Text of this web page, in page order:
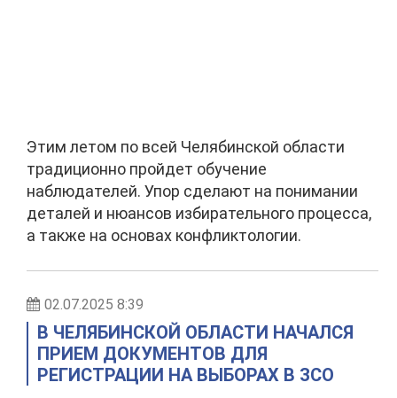
Этим летом по всей Челябинской области
традиционно пройдет обучение
наблюдателей. Упор сделают на понимании
деталей и нюансов избирательного процесса,
а также на основах конфликтологии.
02.07.2025 8:39
В ЧЕЛЯБИНСКОЙ ОБЛАСТИ НАЧАЛСЯ
ПРИЕМ ДОКУМЕНТОВ ДЛЯ
РЕГИСТРАЦИИ НА ВЫБОРАХ В ЗСО